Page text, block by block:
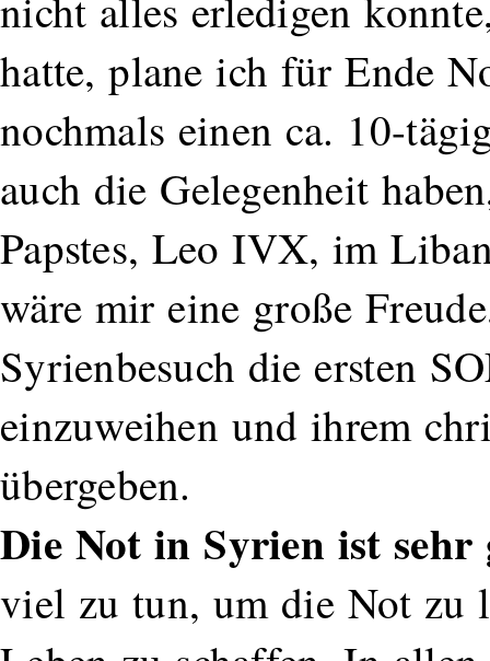
nicht alles erledigen
hatte, plane ich für Ende
nochmals einen ca. 10-
auch die Gelegenheit
Papstes, Leo IVX, im
wäre mir eine große
Syrienbesuch die ersten
einzuweihen und ihrem
übergeben.
Die Not in Syrien ist
viel zu tun, um die Not zu